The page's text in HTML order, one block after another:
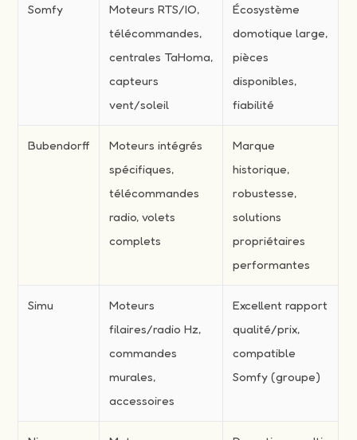
Somfy
Moteurs RTS/IO,
télécommandes,
centrales TaHoma,
capteurs
vent/soleil
Écosystème
domotique large,
pièces
disponibles,
fiabilité
Bubendorff
Moteurs intégrés
spécifiques,
télécommandes
radio, volets
complets
Marque
historique,
robustesse,
solutions
propriétaires
performantes
Simu
Moteurs
filaires/radio Hz,
commandes
murales,
accessoires
Excellent rapport
qualité/prix,
compatible
Somfy (groupe)